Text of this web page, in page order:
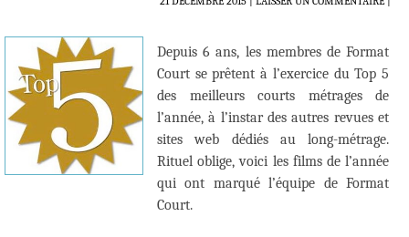
Depuis 6 ans, les membres de Format
Court se prêtent à l’exercice du Top 5
des meilleurs courts métrages de
l’année, à l’instar des autres revues et
sites web dédiés au long-métrage.
Rituel oblige, voici les films de l’année
qui ont marqué l’équipe de Format
Court.